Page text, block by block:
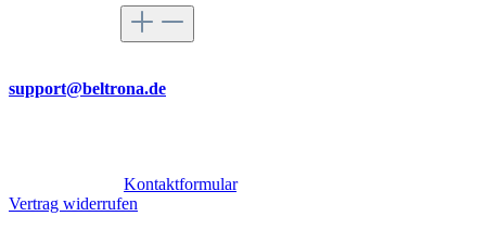
support@beltrona.de
Kontaktformular.
Vertrag widerrufen